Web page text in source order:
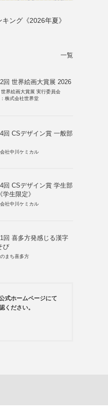
ング《2026年夏》
一覧
回 世界絵画大賞展 2026
世界絵画大賞展 実行委員会
株式会社世界堂
回 CSデザイン賞 一般部
社中川ケミカル
回 CSデザイン賞 学生部
学生限定》
社中川ケミカル
回 喜多方発感じる漢字
び
まち喜多方
式ホームページにて
ください。